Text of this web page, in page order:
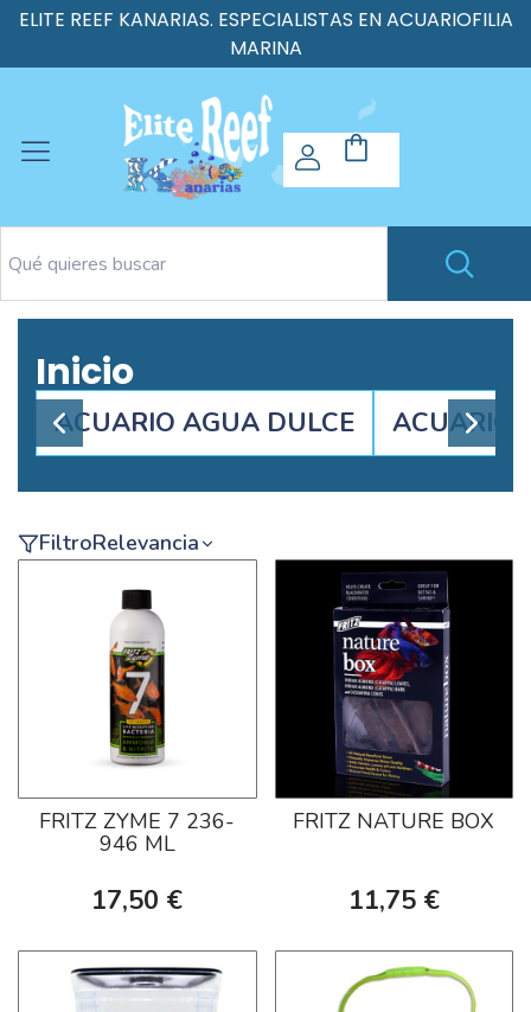
ELITE REEF KANARIAS. ESPECIALISTAS EN ACUARIOFILIA
MARINA
Inicio
ACUARIO AGUA DULCE ACUARIO
FiltroRelevancia
FRITZ ZYME 7 236-
946 ML
17,50 €
FRITZ NATURE BOX
11,75 €